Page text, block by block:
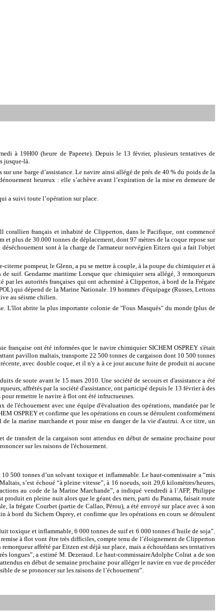
à 19H00 (heure de Papeete). Depuis le 13 février, plusieurs tentatives de
jusque-là.
une barge d’assistance. Le navire ainsi allégé de prés de 40 % du poids de la
heureux : elle s’achève avant l’expiration de la mise en demeure de
a suivi toute l’opération sur place.
corallien français et inhabité de Clipperton, dans le Pacifique, ont commencé
et plus de 30.000 tonnes de déplacement, dont 97 mètres de la coque repose sur
sont à la charge de l'armateur norvégien Eitzen qui a fait l'objet
pompeur, le Glenn, a pu se mettre à couple, à la poupe du chimiquier et à
suif. Gendarme maritime Lorsque que chimiquier sera allégé, 3 remorqueurs
les autorités françaises qui ont acheminé à Clipperton, à bord de la Frégate
qui dépend de la Marine Nationale. 19 hommes d'équipage (Russes, Lettons
au séisme chilien.
L'îlot abrite la plus importante colonie de "Fous Masqués" du monde (plus de
française ont été informées que le navire chimiquier SICHEM OSPREY s'était
pavillon maltais, transporte 22 500 tonnes de cargaison dont 10 500 tonnes
avec double coque, et il n'y a à ce jour aucune fuite de produit ni aucune
de soute avant le 15 mars 2010. Une société de secours et d'assistance a été
affrétés par la société d'assistance, ont participé depuis le 13 février à des
remettre le navire à flot ont été infructueuses.
l'échouement avec une équipe d'évaluation des opérations, mandatée par le
OSPREY et confirme que les opérations en cours se déroulent conformément
la marine marchande et pour mise en danger de la vie d'autrui. A ce titre, un
transfert de la cargaison sont attendus en début de semaine prochaine pour
sur les raisons de l'échouement.
500 tonnes d’un solvant toxique et inflammable. Le haut-commissaire a “mis
s’est échoué “à pleine vitesse”, à 16 noeuds, soit 29,6 kilomètres/heures,
au code de la Marine Marchande”, a indiqué vendredi à l’AFP, Philippe
produit en pleine nuit alors que le géant des mers, parti du Panama, faisait route
la frégate Courbet (partie de Callao, Pérou), a été envoyé sur place avec à son
bord du Sichem Osprey, et confirme que les opérations en cours se déroulent
toxique et inflammable, 6 000 tonnes de suif et 6 000 tonnes d’huile de soja”.
à flot vont être très difficiles, compte tenu de l’éloignement de Clipperton
affrété par Eitzen est déjà sur place, mais a échouédans ses tentatives
longues”, a estimé M. Dezeraud. Le haut-commissaireAdolphe Colrat a de son
en début de semaine prochaine pour alléger le navire en vue de procéder
de se prononcer sur les raisons de l’échouement”.